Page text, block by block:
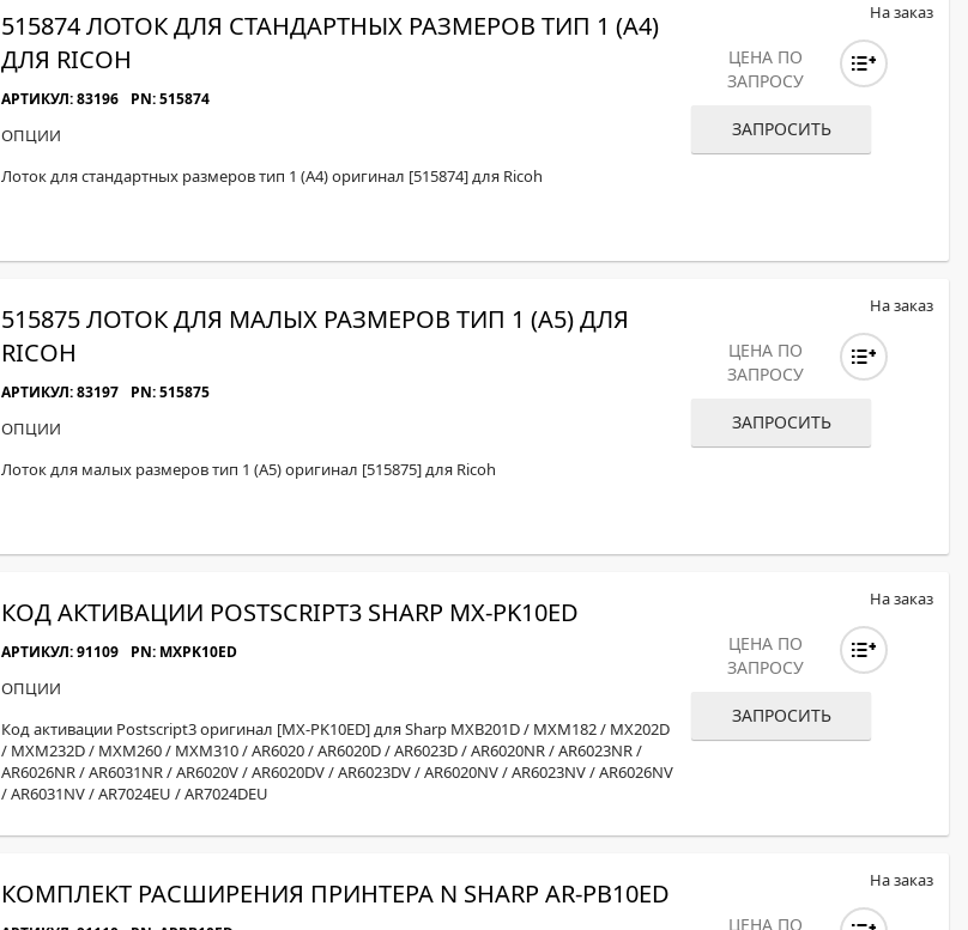
515874 ЛОТОК ДЛЯ СТАНДАРТНЫХ РАЗМЕРОВ ТИП 1 (A4)
ДЛЯ RICOH
АРТИКУЛ: 83196 PN: 515874
ОПЦИИ
Лоток для стандартных размеров тип 1 (A4) оригинал [515874] для Ricoh
На заказ
ЦЕНА ПО
ЗАПРОСУ
ЗАПРОСИТЬ
515875 ЛОТОК ДЛЯ МАЛЫХ РАЗМЕРОВ ТИП 1 (A5) ДЛЯ
RICOH
АРТИКУЛ: 83197 PN: 515875
ОПЦИИ
Лоток для малых размеров тип 1 (A5) оригинал [515875] для Ricoh
На заказ
ЦЕНА ПО
ЗАПРОСУ
ЗАПРОСИТЬ
КОД АКТИВАЦИИ POSTSCRIPT3 SHARP MX-PK10ED
АРТИКУЛ: 91109 PN: MXPK10ED
ОПЦИИ
Код активации Postscript3 оригинал [MX-PK10ED] для Sharp MXB201D / MXM182 / MX202D
/ MXM232D / MXM260 / MXM310 / AR6020 / AR6020D / AR6023D / AR6020NR / AR6023NR /
AR6026NR / AR6031NR / AR6020V / AR6020DV / AR6023DV / AR6020NV / AR6023NV / AR6026NV
/ AR6031NV / AR7024EU / AR7024DEU
На заказ
ЦЕНА ПО
ЗАПРОСУ
ЗАПРОСИТЬ
КОМПЛЕКТ РАСШИРЕНИЯ ПРИНТЕРА N SHARP AR-PB10ED На заказ
ЦЕНА ПО